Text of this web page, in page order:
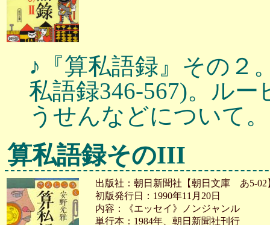
♪『算私語録』その２
私語録346-567)。ル
うせんなどについて。
算私語録そのIII
出版社：朝日新聞社【朝日文庫 あ5-02
初版発行日：1990年11月20日
内容：《エッセイ》ノンジャンル
単行本：1984年、朝日新聞社刊行